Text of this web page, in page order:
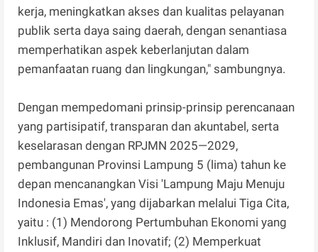
kerja, meningkatkan akses dan kualitas pelayanan
publik serta daya saing daerah, dengan senantiasa
memperhatikan aspek keberlanjutan dalam
pemanfaatan ruang dan lingkungan," sambungnya.
Dengan mempedomani prinsip-prinsip perencanaan
yang partisipatif, transparan dan akuntabel, serta
keselarasan dengan RPJMN 2025—2029,
pembangunan Provinsi Lampung 5 (lima) tahun ke
depan mencanangkan Visi 'Lampung Maju Menuju
Indonesia Emas', yang dijabarkan melalui Tiga Cita,
yaitu : (1) Mendorong Pertumbuhan Ekonomi yang
Inklusif, Mandiri dan Inovatif; (2) Memperkuat